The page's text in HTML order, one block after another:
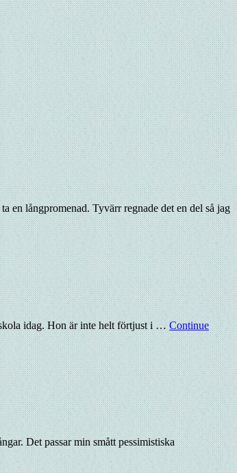
en långpromenad. Tyvärr regnade det en del så jag
idag. Hon är inte helt förtjust i …Continue
Det passar min smått pessimistiska